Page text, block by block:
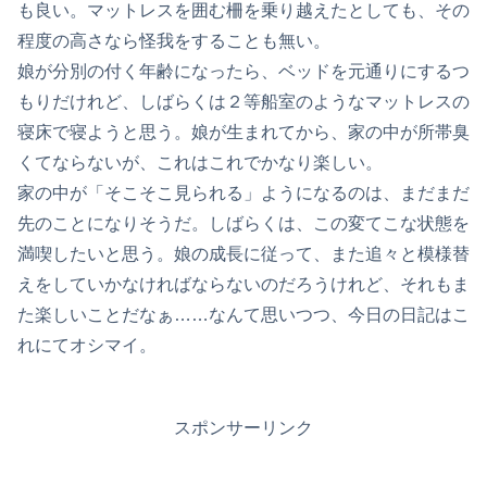
も良い。マットレスを囲む柵を乗り越えたとしても、その
程度の高さなら怪我をすることも無い。
娘が分別の付く年齢になったら、ベッドを元通りにするつ
もりだけれど、しばらくは２等船室のようなマットレスの
寝床で寝ようと思う。娘が生まれてから、家の中が所帯臭
くてならないが、これはこれでかなり楽しい。
家の中が「そこそこ見られる」ようになるのは、まだまだ
先のことになりそうだ。しばらくは、この変てこな状態を
満喫したいと思う。娘の成長に従って、また追々と模様替
えをしていかなければならないのだろうけれど、それもま
た楽しいことだなぁ……なんて思いつつ、今日の日記はこ
れにてオシマイ。
スポンサーリンク